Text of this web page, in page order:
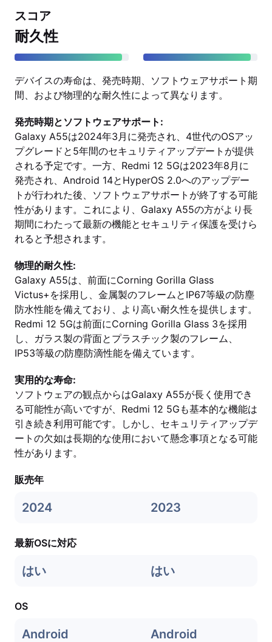
スコア
耐久性
デバイスの寿命は、発売時期、ソフトウェアサポート期
間、および物理的な耐久性によって異なります。
発売時期とソフトウェアサポート:
Galaxy A55は2024年3月に発売され、4世代のOSアッ
プグレードと5年間のセキュリティアップデートが提供
される予定です。一方、Redmi 12 5Gは2023年8月に
発売され、Android 14とHyperOS 2.0へのアップデー
トが行われた後、ソフトウェアサポートが終了する可能
性があります。これにより、Galaxy A55の方がより長
期間にわたって最新の機能とセキュリティ保護を受けら
れると予想されます。
物理的耐久性:
Galaxy A55は、前面にCorning Gorilla Glass
Victus+を採用し、金属製のフレームとIP67等級の防塵
防水性能を備えており、より高い耐久性を提供します。
Redmi 12 5Gは前面にCorning Gorilla Glass 3を採用
し、ガラス製の背面とプラスチック製のフレーム、
IP53等級の防塵防滴性能を備えています。
実用的な寿命:
ソフトウェアの観点からはGalaxy A55が長く使用でき
る可能性が高いですが、Redmi 12 5Gも基本的な機能は
引き続き利用可能です。しかし、セキュリティアップデ
ートの欠如は長期的な使用において懸念事項となる可能
性があります。
販売年
2024 2023
最新OSに対応
はい はい
OS
Android Android